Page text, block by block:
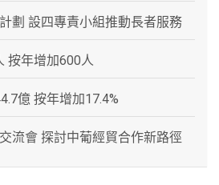
劃 設四專責小組推動長者服務
按年增加600人
億 按年增加17.4%
流會 探討中葡經貿合作新路徑